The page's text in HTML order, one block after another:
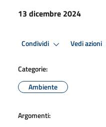
13 dicembre 2024
Condividi Vedi azioni
Categorie:
Ambiente
Argomenti: